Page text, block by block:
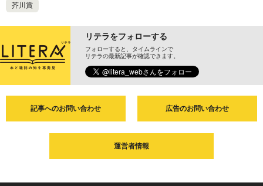
芥川賞
リテラをフォローする
フォローすると、タイムラインで
リテラの最新記事が確認できます。
記事へのお問い合わせ 広告のお問い合わせ
運営者情報